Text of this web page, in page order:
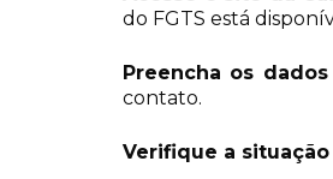
do FGTS está
Preencha os
contato.
Verifique a